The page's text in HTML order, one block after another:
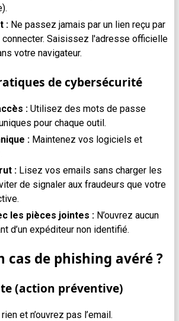
: Ne passez jamais par un lien reçu par
connecter. Saisissez l'adresse officielle
votre navigateur.
de cybersécurité
: Utilisez des mots de passe
pour chaque outil.
: Maintenez vos logiciels et
: Lisez vos emails sans charger les
de signaler aux fraudeurs que votre
les pièces jointes : N’ouvrez aucun
d’un expéditeur non identifié.
cas de phishing avéré ?
(action préventive)
et n’ouvrez pas l’email.